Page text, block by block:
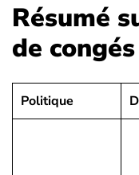
Résumé
de congés
Politique